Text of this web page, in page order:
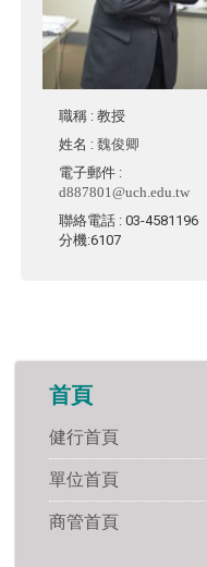
職稱 : 教授
姓名 :魏俊卿
電子郵件 :
d887801@uch.edu.tw
聯絡電話 : 03-4581196
分機:6107
首頁
健行首頁
單位首頁
商管首頁